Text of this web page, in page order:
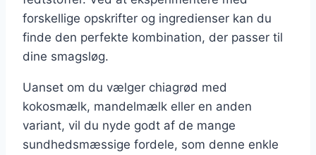
forskellige opskrifter og ingredienser kan du
finde den perfekte kombination, der passer til
dine smagsløg.
Uanset om du vælger chiagrød med
kokosmælk, mandelmælk eller en anden
variant, vil du nyde godt af de mange
sundhedsmæssige fordele, som denne enkle